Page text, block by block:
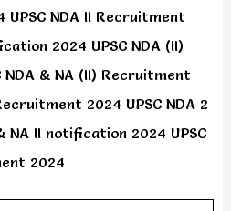
UPSC NDA II Recruitment
2024 UPSC NDA (II)
& NA (II) Recruitment
2024 UPSC NDA 2
NA II notification 2024 UPSC
2024